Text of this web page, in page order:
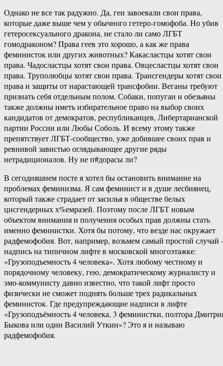
Однако не все так радужно. Да, геи завоевали свои права,
которые даже выше чем у обычного гетеро-гомофоба. Но убив
гетеросексуального дракона, не стало ли само ЛГБТ
гомодраконом? Права геев это хорошо, а как же права
феминисток или других животных? Какасластцы хотят свои
права. Чадосластцы хотят свои права. Овцесластцы хотят свои
права. Труполюбцы хотят свои права. Трансгендеры хотят свои
права и защиты от нарастающей трансфобии. Веганы требуют
признать себя отдельным полом. Собаки, попугаи и обезьяны
также должны иметь избирательное право на выбор своих
кандидатов от демократов, республиканцев, Либертарианской
партии России или Любы Соболь. И всему этому также
препятствует ЛГБТ-сообщество, уже добившее своих прав и
ревнивой завистью оглядывающее другие ряды
нетрадиционалов. Ну не п#дорасы ли?
В сегодняшнем посте я хотел бы остановить внимание на
проблемах феминизма. Я сам феминист и в душе лесбиянец,
который также страдает от засилья в обществе белых
цисгендерных х%емразей. Поэтому после ЛГБТ новым
объектом внимания и получения особых прав должны стать
именно феминистки. Хотя бы потому, что везде нас окружает
радфемофобия. Вот, например, возьмем самый простой случай
надпись на типичном лифте в московской многоэтажке:
«Грузоподъемность 4 человека». Хотя любому честному и
порядочному человеку, гею, демократическому журналисту и
эмо-коммунисту давно известно, что такой лифт просто
физически не сможет поднять больше трех радикальных
феминисток. Где предупреждающие надписи в лифте
«Грузоподъёмность 4 человека, 3 феминистки, полтора
Быкова или один Василий Уткин»? Это я и называю
радфемофобия.